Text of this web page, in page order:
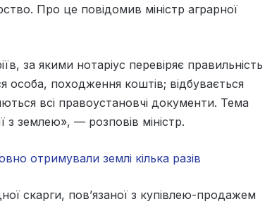
Про це повідомив міністр аграрної
за якими нотаріус перевіряє правильність
особа, походження коштів; відбувається
всі правоустановчі документи. Тема
з землею», — розповів міністр.
отримували землі кілька разів
скарги, пов’язаної з купівлею-продажем